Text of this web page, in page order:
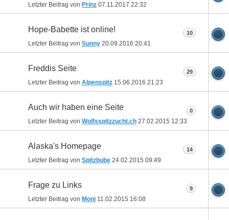
Letzter Beitrag von Prinz 07.11.2017 22:32
Hope-Babette ist online!
Letzter Beitrag von Sunny 20.09.2016 20:41
10
Freddis Seite
Letzter Beitrag von Alpenspitz 15.06.2016 21:23
29
Auch wir haben eine Seite
Letzter Beitrag von Wolfsspitzzucht.ch 27.02.2015 12:33
0
Alaska's Homepage
Letzter Beitrag von Spitzbube 24.02.2015 09:49
14
Frage zu Links
Letzter Beitrag von Moni 11.02.2015 16:08
9